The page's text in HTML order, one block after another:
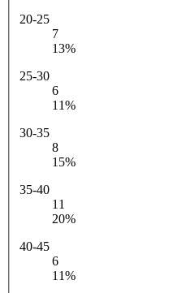
20-25
7
13%
25-30
6
11%
30-35
8
15%
35-40
11
20%
40-45
6
11%